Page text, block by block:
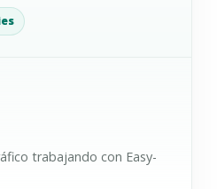
trabajando con Easy-